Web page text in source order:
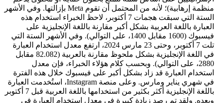
منظمة إرهابية)؛ لأنه من المحتمل أن تقوم Meta بإزالتها. وفي الأشهر
الستة التي سبقت هجمات 7 أكتوبر، لاحظ الخبراء استخدام هذه
العبارة باللغة العربية بشكل أكبر مقارنة باللغة الإنجليزية على
فيسبوك (1600 مقابل 1400، على التوالي). وفي الأشهر الستة التي
تلت 7 أكتوبر، وحتى 23 مارس 2024، ارتفع معدل استخدام العبارة
في اللغة الإنجليزية بشكل ملحوظ مقارنة بالعربية (82.082 مقابل
2880، على التوالي). وبحسب كلام هؤلاء الخبراء، فإن معدل
استخدام العبارة قد زاد بشكل أكبر على فيسبوك خلال هذه الفترة
في شهري يناير ومارس. وعلى منصة Instagram، استُخدمت العبارة
باللغة الإنجليزية أكثر بكثير من استخدامها باللغة العربية قبل 7 أكتوبر
وبعده. ولقد تم رصد زيادة كبيرة في معدل استخدام العبارة في